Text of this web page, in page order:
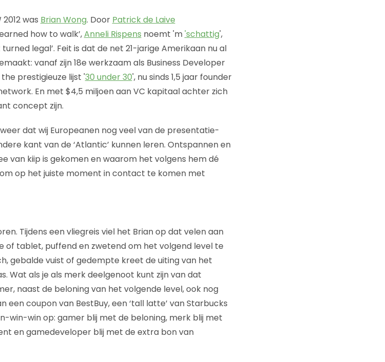
was Brian Wong. Door Patrick de Laive
how to walk’,Anneli Rispens noemt 'm'schattig',
legal’. Feit is dat de net 21-jarige Amerikaan nu al
vanaf zijn 18e werkzaam als Business Developer
prestigieuze lijst '30 under 30', nu sinds 1,5 jaar founder
En met $4,5 miljoen aan VC kapitaal achter zich
concept zijn.
dat wij Europeanen nog veel van de presentatie-
kant van de ‘Atlantic’ kunnen leren. Ontspannen en
van kiip is gekomen en waarom het volgens hem dé
op het juiste moment in contact te komen met
Tijdens een vliegreis viel het Brian op dat velen aan
of tablet, puffend en zwetend om het volgend level te
gebalde vuist of gedempte kreet de uiting van het
Wat als je als merk deelgenoot kunt zijn van dat
naast de beloning van het volgende level, ook nog
een coupon van BestBuy, een ‘tall latte’ van Starbucks
win-win op: gamer blij met de beloning, merk blij met
en gamedeveloper blij met de extra bon van